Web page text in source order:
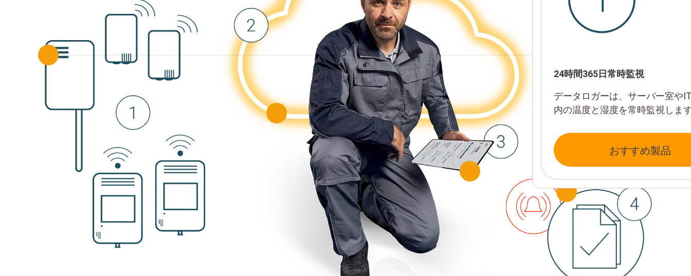
24時間365日常時監視
データロガーは、サーバー室や
内の温度と湿度を常時監視しま
おすすめ製品
一元管理と強固なデータストレ
すべての測定データはクラウド
フォーム「
testo Smart Connect
ウドに安全に保管され、確実な
現します。
testo Smart
App ― いつでも、どこで
時もプッシュ通知でお知らせ
な環境管理をサポートします。
め設定した上限値・下限値（し
を超えた場合は、即座にアラー
らせ。さらに、各種規制や工場